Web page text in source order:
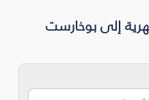
إلى بوخارست